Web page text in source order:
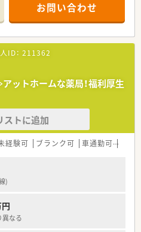
希望のエリアで勤務するコース、全
制、週平均40時間のシフト制勤務
15時間程度 ※残業代は1分単位で
季・年末年始休暇等もあり年間休
休暇、配偶者出産休暇、メモリアル
ざいます
度、退職金制度、財形貯蓄制度、福利
制度があります
ランクのある方にも安心！
お問い合わせ
ID： 211362
ットホームな薬局！福利厚生
ストに追加
経験可 ブランク可 車通勤可
)
異なる